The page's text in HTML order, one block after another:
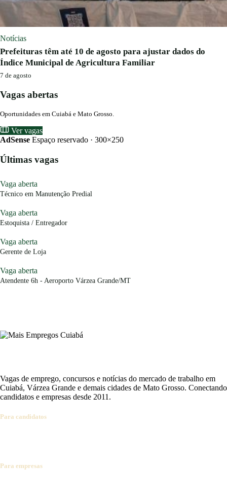
Notícias
Prefeituras têm até 10 de agosto para ajustar dados do
Índice Municipal de Agricultura Familiar
7 de agosto
Vagas abertas
Oportunidades em Cuiabá e Mato Grosso.
Ver vagas
AdSense Espaço reservado · 300×250
Últimas vagas
Vaga aberta
Técnico em Manutenção Predial
Vaga aberta
Estoquista / Entregador
Vaga aberta
Gerente de Loja
Vaga aberta
Atendente 6h - Aeroporto Várzea Grande/MT
Vagas de emprego, concursos e notícias do mercado de trabalho em
Cuiabá, Várzea Grande e demais cidades de Mato Grosso. Conectando
candidatos e empresas desde 2011.
Para candidatos
Para empresas